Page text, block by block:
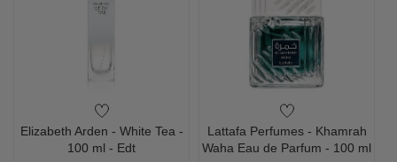
Elizabeth Arden - White Tea -
100 ml - Edt
Lattafa Perfumes - Khamrah
Waha Eau de Parfum - 100 ml